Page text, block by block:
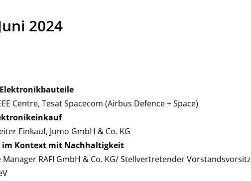
2024
Centre, Tesat Spacecom (Airbus Defence + Space)
Einkauf, Jumo GmbH & Co. KG
im Kontext mit Nachhaltigkeit
Manager RAFI GmbH & Co. KG/ Stellvertretender